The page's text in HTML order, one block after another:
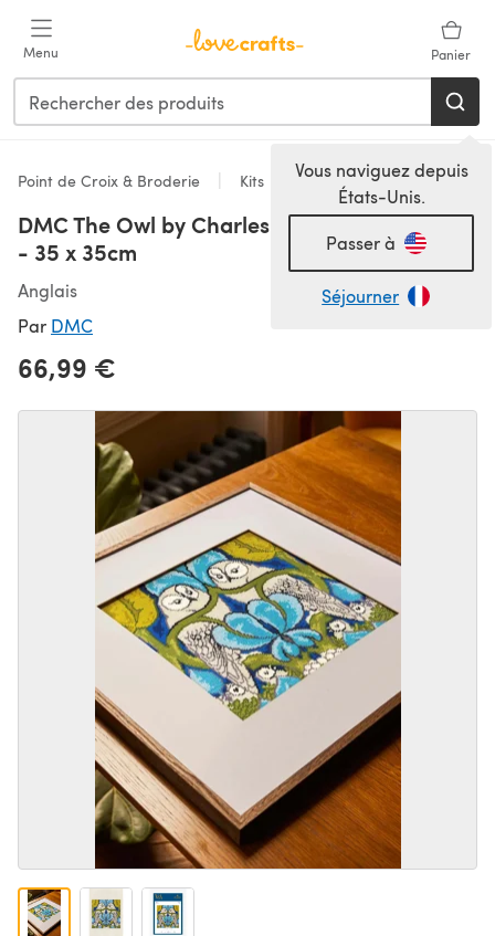
Menu Panier
Vous naviguez depuis
États-Unis.
Passer à
Séjourner
Point de Croix & Broderie Kits
DMC The Owl by Charles Voysey Tapestry Kit
- 35 x 35cm
Anglais
Par DMC
66,99 €